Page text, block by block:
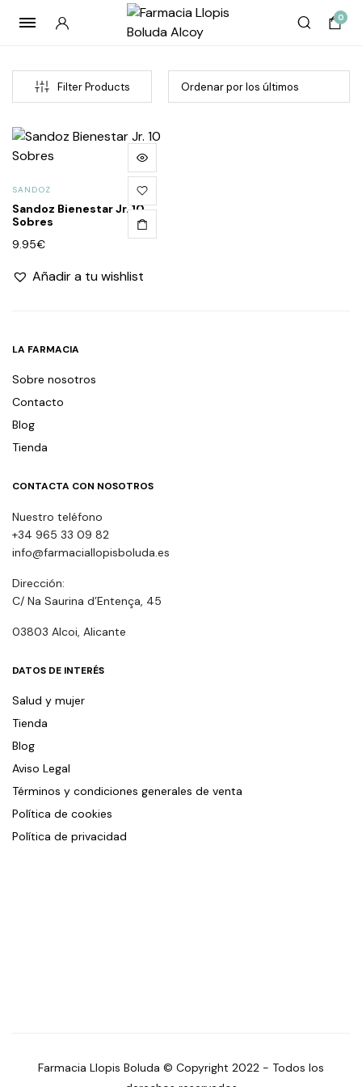
0
Filter Products
SANDOZ
Sandoz Bienestar Jr. 10
Sobres
9.95€
Añadir a tu wishlist
LA FARMACIA
Sobre nosotros
Contacto
Blog
Tienda
CONTACTA CON NOSOTROS
Nuestro teléfono
+34 965 33 09 82
info@farmaciallopisboluda.es
Dirección:
C/ Na Saurina d’Entença, 45
03803 Alcoi, Alicante
DATOS DE INTERÉS
Salud y mujer
Tienda
Blog
Aviso Legal
Términos y condiciones generales de venta
Política de cookies
Política de privacidad
Farmacia Llopis Boluda © Copyright 2022 - Todos los